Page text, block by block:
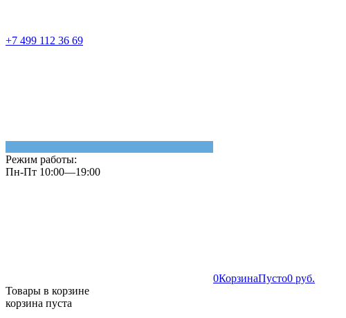
+7 499 112 36 69
Режим работы:
Пн-Пт 10:00—19:00
0КорзинаПусто0 руб.
Товары в корзине
корзина пуста